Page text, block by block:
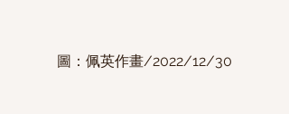
圖：佩英作畫/2022/12/30